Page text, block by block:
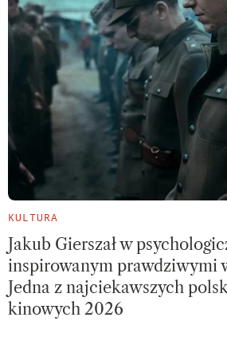
KULTURA
Jakub Gierszał w
inspirowanym prawdziwymi
Jedna z najciekawszych
kinowych 2026